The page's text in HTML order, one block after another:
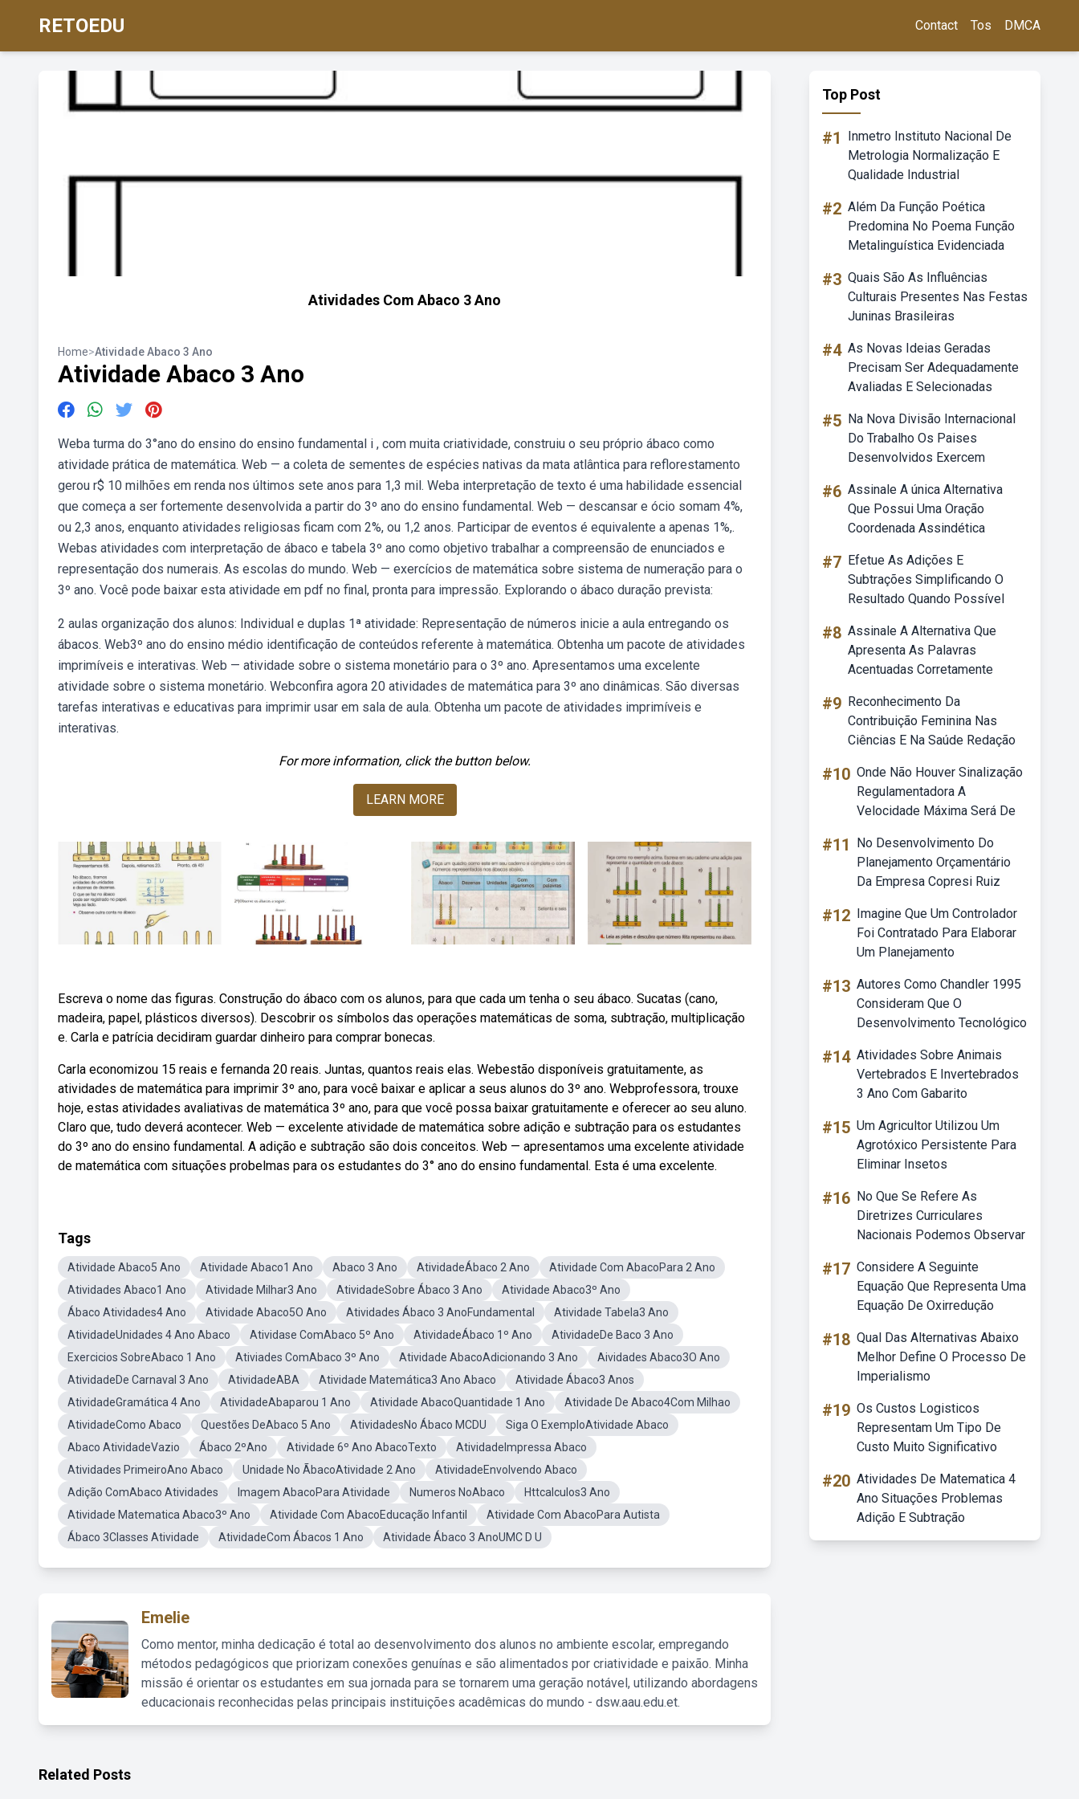
RETOEDU Contact Tos DMCA
Atividades Com Abaco 3 Ano
Home>Atividade Abaco 3 Ano
Atividade Abaco 3 Ano
Weba turma do 3°ano do ensino do ensino fundamental i , com muita criatividade, construiu o seu próprio ábaco como
atividade prática de matemática. Web — a coleta de sementes de espécies nativas da mata atlântica para reflorestamento
gerou r$ 10 milhões em renda nos últimos sete anos para 1,3 mil. Weba interpretação de texto é uma habilidade essencial
que começa a ser fortemente desenvolvida a partir do 3º ano do ensino fundamental. Web — descansar e ócio somam 4%,
ou 2,3 anos, enquanto atividades religiosas ficam com 2%, ou 1,2 anos. Participar de eventos é equivalente a apenas 1%,.
Webas atividades com interpretação de ábaco e tabela 3º ano como objetivo trabalhar a compreensão de enunciados e
representação dos numerais. As escolas do mundo. Web — exercícios de matemática sobre sistema de numeração para o
3º ano. Você pode baixar esta atividade em pdf no final, pronta para impressão. Explorando o ábaco duração prevista:
2 aulas organização dos alunos: Individual e duplas 1ª atividade: Representação de números inicie a aula entregando os
ábacos. Web3º ano do ensino médio identificação de conteúdos referente à matemática. Obtenha um pacote de atividades
imprimíveis e interativas. Web — atividade sobre o sistema monetário para o 3º ano. Apresentamos uma excelente
atividade sobre o sistema monetário. Webconfira agora 20 atividades de matemática para 3º ano dinâmicas. São diversas
tarefas interativas e educativas para imprimir usar em sala de aula. Obtenha um pacote de atividades imprimíveis e
interativas.
For more information, click the button below.
LEARN MORE
Escreva o nome das figuras. Construção do ábaco com os alunos, para que cada um tenha o seu ábaco. Sucatas (cano,
madeira, papel, plásticos diversos). Descobrir os símbolos das operações matemáticas de soma, subtração, multiplicação
e. Carla e patrícia decidiram guardar dinheiro para comprar bonecas.
Carla economizou 15 reais e fernanda 20 reais. Juntas, quantos reais elas. Webestão disponíveis gratuitamente, as
atividades de matemática para imprimir 3º ano, para você baixar e aplicar a seus alunos do 3º ano. Webprofessora, trouxe
hoje, estas atividades avaliativas de matemática 3º ano, para que você possa baixar gratuitamente e oferecer ao seu aluno.
Claro que, tudo deverá acontecer. Web — excelente atividade de matemática sobre adição e subtração para os estudantes
do 3º ano do ensino fundamental. A adição e subtração são dois conceitos. Web — apresentamos uma excelente atividade
de matemática com situações probelmas para os estudantes do 3° ano do ensino fundamental. Esta é uma excelente.
Tags
Atividade Abaco5 Ano Atividade Abaco1 Ano Abaco 3 Ano AtividadeÁbaco 2 Ano
Atividade Com AbacoPara 2 Ano
Atividades Abaco1 Ano
Atividade Milhar3 Ano AtividadeSobre Ábaco 3 Ano
Atividade Abaco3º Ano
Ábaco Atividades4 Ano
Atividade Abaco5O Ano Atividades Ábaco 3 AnoFundamental
Atividade Tabela3 Ano
AtividadeUnidades 4 Ano Abaco
Atividase ComAbaco 5º Ano AtividadeÁbaco 1º Ano
AtividadeDe Baco 3 Ano
Exercicios SobreAbaco 1 Ano
Ativiades ComAbaco 3º Ano Atividade AbacoAdicionando 3 Ano
Aividades Abaco3O Ano
AtividadeDe Carnaval 3 Ano
AtividadeABA Atividade Matemática3 Ano Abaco
Atividade Ábaco3 Anos
AtividadeGramática 4 Ano
AtividadeAbaparou 1 Ano Atividade AbacoQuantidade 1 Ano
Atividade De Abaco4Com Milhao
AtividadeComo Abaco
Questões DeAbaco 5 Ano AtividadesNo Ábaco MCDU
Siga O ExemploAtividade Abaco
Abaco AtividadeVazio
Ábaco 2ºAno Atividade 6º Ano AbacoTexto
AtividadeImpressa Abaco
Atividades PrimeiroAno Abaco
Unidade No ÃbacoAtividade 2 Ano
AtividadeEnvolvendo Abaco
Adição ComAbaco Atividades
Imagem AbacoPara Atividade Numeros NoAbaco
Httcalculos3 Ano
Atividade Matematica Abaco3º Ano
Atividade Com AbacoEducação Infantil
Atividade Com AbacoPara Autista
Ábaco 3Classes Atividade
AtividadeCom Ábacos 1 Ano Atividade Ábaco 3 AnoUMC D U
Emelie
Como mentor, minha dedicação é total ao desenvolvimento dos alunos no ambiente escolar, empregando
métodos pedagógicos que priorizam conexões genuínas e são alimentados por criatividade e paixão. Minha
missão é orientar os estudantes em sua jornada para se tornarem uma geração notável, utilizando abordagens
educacionais reconhecidas pelas principais instituições acadêmicas do mundo - dsw.aau.edu.et.
Top Post
#1
Inmetro Instituto Nacional De
Metrologia Normalização E
Qualidade Industrial
#2 Além Da Função Poética
Predomina No Poema Função
Metalinguística Evidenciada
#3 Quais São As Influências
Culturais Presentes Nas Festas
Juninas Brasileiras
#4 As Novas Ideias Geradas
Precisam Ser Adequadamente
Avaliadas E Selecionadas
#5 Na Nova Divisão Internacional
Do Trabalho Os Paises
Desenvolvidos Exercem
#6 Assinale A única Alternativa
Que Possui Uma Oração
Coordenada Assindética
#7 Efetue As Adições E
Subtrações Simplificando O
Resultado Quando Possível
#8 Assinale A Alternativa Que
Apresenta As Palavras
Acentuadas Corretamente
#9 Reconhecimento Da
Contribuição Feminina Nas
Ciências E Na Saúde Redação
#10 Onde Não Houver Sinalização
Regulamentadora A
Velocidade Máxima Será De
#11
No Desenvolvimento Do
Planejamento Orçamentário
Da Empresa Copresi Ruiz
#12 Imagine Que Um Controlador
Foi Contratado Para Elaborar
Um Planejamento
#13 Autores Como Chandler 1995
Consideram Que O
Desenvolvimento Tecnológico
#14 Atividades Sobre Animais
Vertebrados E Invertebrados
3 Ano Com Gabarito
#15 Um Agricultor Utilizou Um
Agrotóxico Persistente Para
Eliminar Insetos
#16 No Que Se Refere As
Diretrizes Curriculares
Nacionais Podemos Observar
#17 Considere A Seguinte
Equação Que Representa Uma
Equação De Oxirredução
#18 Qual Das Alternativas Abaixo
Melhor Define O Processo De
Imperialismo
#19 Os Custos Logisticos
Representam Um Tipo De
Custo Muito Significativo
#20 Atividades De Matematica 4
Ano Situações Problemas
Adição E Subtração
Related Posts